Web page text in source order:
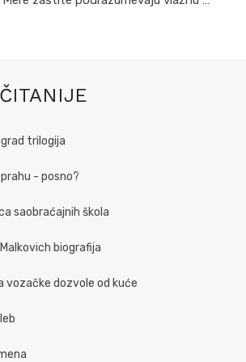
trilogija
prahu - posno?
saobraćajnih škola
biografija
vozačke dozvole od kuće